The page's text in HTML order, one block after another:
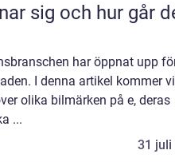
har öppnat upp
I denna artikel kommer vi
olika bilmärken på e, deras
...
31 juli